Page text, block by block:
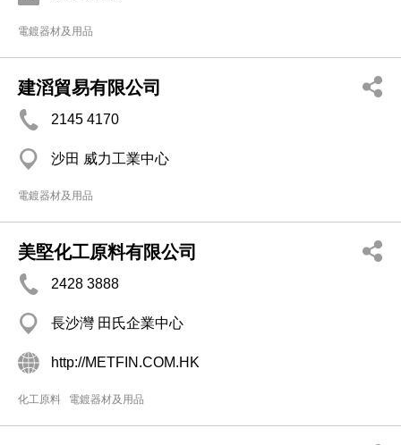
電鍍器材及用品
建滔貿易有限公司
2145 4170
沙田 威力工業中心
電鍍器材及用品
美堅化工原料有限公司
2428 3888
長沙灣 田氏企業中心
http://METFIN.COM.HK
化工原料 電鍍器材及用品